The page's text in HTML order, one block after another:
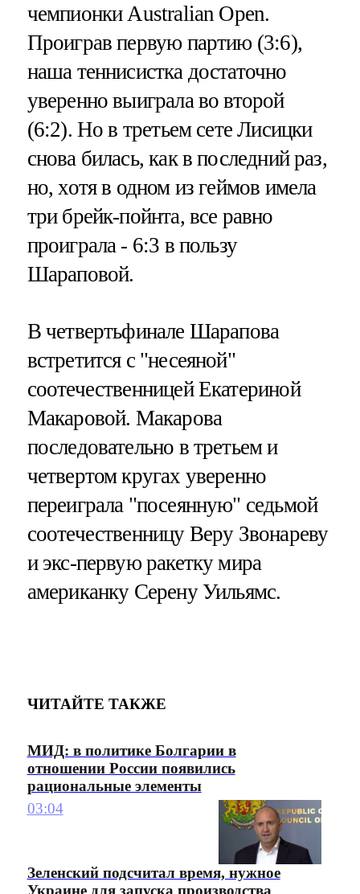
чемпионки Australian Open.
Проиграв первую партию (3:6),
наша теннисистка достаточно
уверенно выиграла во второй
(6:2). Но в третьем сете Лисицки
снова билась, как в последний раз,
но, хотя в одном из геймов имела
три брейк-пойнта, все равно
проиграла - 6:3 в пользу
Шараповой.
В четвертьфинале Шарапова
встретится с "несеяной"
соотечественницей Екатериной
Макаровой. Макарова
последовательно в третьем и
четвертом кругах уверенно
переиграла "посеянную" седьмой
соотечественницу Веру Звонареву
и экс-первую ракетку мира
американку Серену Уильямс.
ЧИТАЙТЕ ТАКЖЕ
МИД: в политике Болгарии в
отношении России появились
рациональные элементы
03:04
Зеленский подсчитал время, нужное
Украине для запуска производства